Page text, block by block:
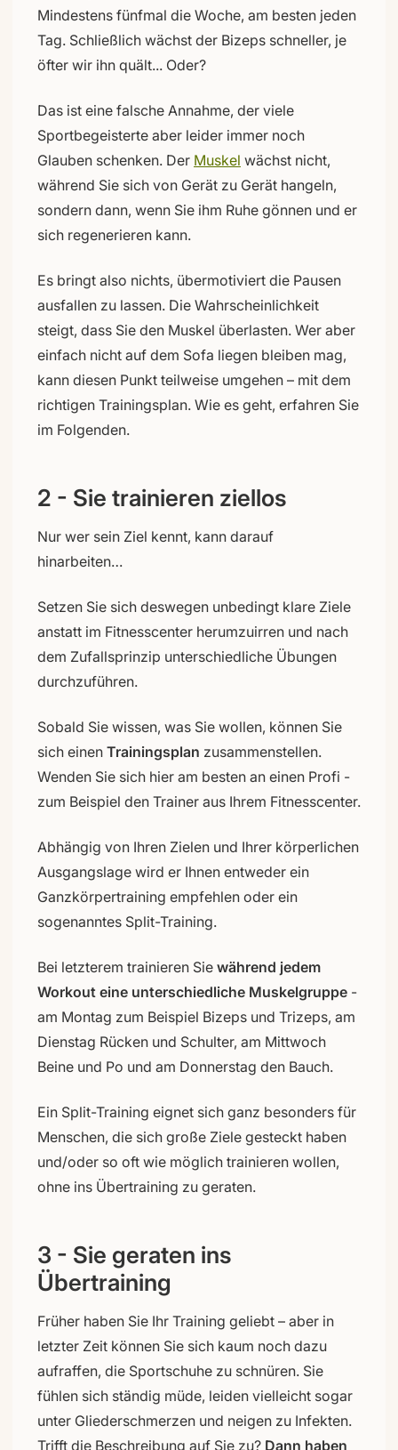
Mindestens fünfmal die Woche, am besten jeden
Tag. Schließlich wächst der Bizeps schneller, je
öfter wir ihn quält... Oder?
Das ist eine falsche Annahme, der viele
Sportbegeisterte aber leider immer noch
Glauben schenken. Der Muskel wächst nicht,
während Sie sich von Gerät zu Gerät hangeln,
sondern dann, wenn Sie ihm Ruhe gönnen und er
sich regenerieren kann.
Es bringt also nichts, übermotiviert die Pausen
ausfallen zu lassen. Die Wahrscheinlichkeit
steigt, dass Sie den Muskel überlasten. Wer aber
einfach nicht auf dem Sofa liegen bleiben mag,
kann diesen Punkt teilweise umgehen – mit dem
richtigen Trainingsplan. Wie es geht, erfahren Sie
im Folgenden.
2 - Sie trainieren ziellos
Nur wer sein Ziel kennt, kann darauf
hinarbeiten…
Setzen Sie sich deswegen unbedingt klare Ziele
anstatt im Fitnesscenter herumzuirren und nach
dem Zufallsprinzip unterschiedliche Übungen
durchzuführen.
Sobald Sie wissen, was Sie wollen, können Sie
sich einen Trainingsplan zusammenstellen.
Wenden Sie sich hier am besten an einen Profi -
zum Beispiel den Trainer aus Ihrem Fitnesscenter.
Abhängig von Ihren Zielen und Ihrer körperlichen
Ausgangslage wird er Ihnen entweder ein
Ganzkörpertraining empfehlen oder ein
sogenanntes Split-Training.
Bei letzterem trainieren Sie während jedem
Workout eine unterschiedliche Muskelgruppe -
am Montag zum Beispiel Bizeps und Trizeps, am
Dienstag Rücken und Schulter, am Mittwoch
Beine und Po und am Donnerstag den Bauch.
Ein Split-Training eignet sich ganz besonders für
Menschen, die sich große Ziele gesteckt haben
und/oder so oft wie möglich trainieren wollen,
ohne ins Übertraining zu geraten.
3 - Sie geraten ins
Übertraining
Früher haben Sie Ihr Training geliebt – aber in
letzter Zeit können Sie sich kaum noch dazu
aufraffen, die Sportschuhe zu schnüren. Sie
fühlen sich ständig müde, leiden vielleicht sogar
unter Gliederschmerzen und neigen zu Infekten.
Trifft die Beschreibung auf Sie zu? Dann haben